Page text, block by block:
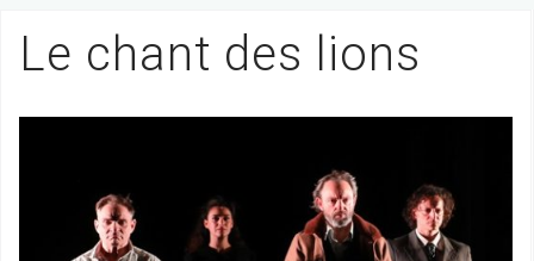
Le chant des lions